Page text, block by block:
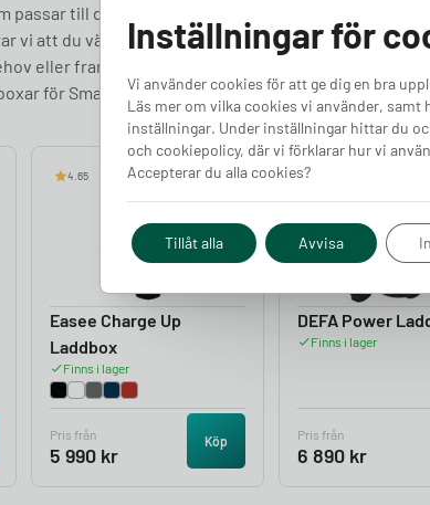
passar till din Smart EQ fortwo cabrio? Vi hjälper dig
vi att du väljer en laddbox med minst 4,6 kW effekt.
eller framtidssäkra för en kraftfullare bil, har vi rätt
för Smart EQ fortwo cabrio.
4.65
Easee Charge Up
Laddbox
Finns i lager
Pris från
5 990 kr
Köp
DEFA Power
Finns i lager
Pris från
6 890 kr
Inställningar för
Vi använder cookies för att ge dig en bra
Läs mer om vilka cookies vi använder, samt
inställningar. Under inställningar hittar du
och cookiepolicy, där vi förklarar hur vi
Accepterar du alla cookies?
Tillåt alla Avvisa